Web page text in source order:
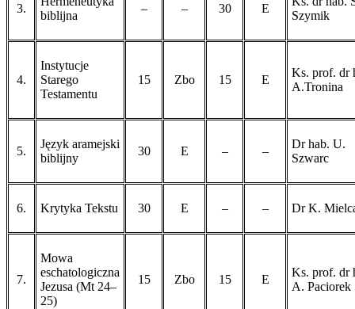
3.
biblijna
– – 30 E
Szymik
4.
Instytucje
Starego
Testamentu
15 Zbo 15 E
Ks. prof. dr
A.Tronina
5.
Język aramejski
biblijny
30 E – –
Dr hab. U.
Szwarc
6. Krytyka Tekstu 30 E – – Dr K.
7.
Mowa
eschatologiczna
Jezusa (Mt 24–
25)
15 Zbo 15 E
Ks. prof. dr
A. Paciorek